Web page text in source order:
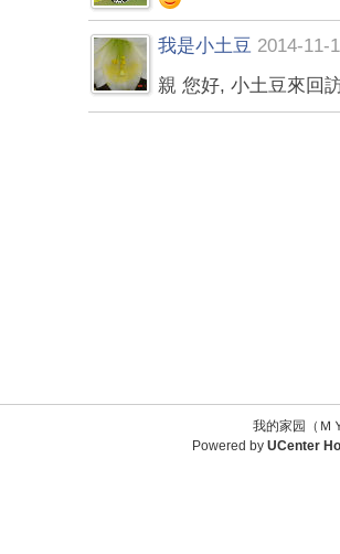
我是小土豆 2014-11-
親 您好, 小土豆來回
我的家园（
Powered by UCenter